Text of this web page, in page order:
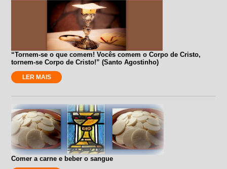
“Tornem-se o que comem! Vocês comem o Corpo de Cristo,
tornem-se Corpo de Cristo!” (Santo Agostinho)
LER MAIS
Comer a carne e beber o sangue